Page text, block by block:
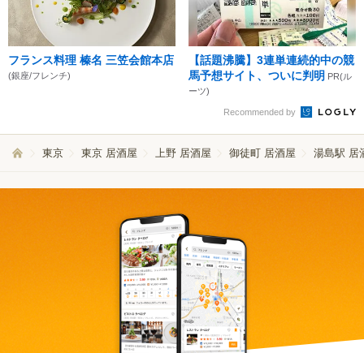
フランス料理 榛名 三笠会館本店
(銀座/フレンチ)
【話題沸騰】3連単連続的中の競
馬予想サイト、ついに判明 PR(ル
ーツ)
Recommended by
東京 東京 居酒屋 上野 居酒屋 御徒町 居酒屋 湯島駅 居